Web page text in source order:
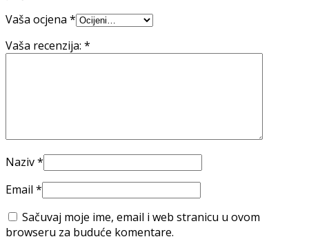
Vaša ocjena *
Vaša recenzija: *
Naziv*
Email *
Sačuvaj moje ime, email i web stranicu u ovom
browseru za buduće komentare.